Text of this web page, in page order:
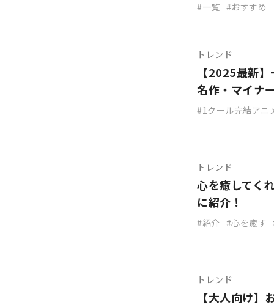
一覧
おすすめ
トレンド
【2025最新
名作・マイナ
1クール完結アニ
トレンド
心を癒してく
に紹介！
紹介 心を癒す
トレンド
【大人向け